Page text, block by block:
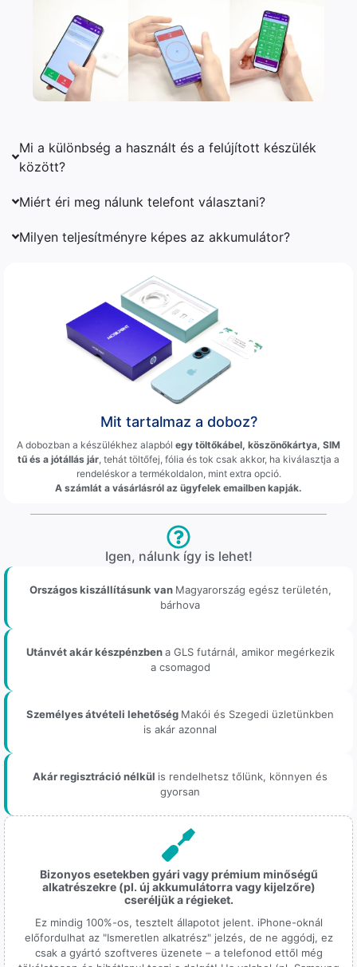
Mi a különbség a használt és a felújított készülék
között?
Miért éri meg nálunk telefont választani?
Milyen teljesítményre képes az akkumulátor?
Mit tartalmaz a doboz?
A dobozban a készülékhez alapból egy töltőkábel, köszönőkártya, SIM
tű és a jótállás jár , tehát töltőfej, fólia és tok csak akkor, ha kiválasztja a
rendeléskor a termékoldalon, mint extra opció.
A számlát a vásárlásról az ügyfelek emailben kapják.
Igen, nálunk így is lehet!
Országos kiszállításunk van Magyarország egész területén,
bárhova
Utánvét akár készpénzbena GLS futárnál, amikor megérkezik
a csomagod
Személyes átvételi lehetőség Makói és Szegedi üzletünkben
is akár azonnal
Akár regisztráció nélkül is rendelhetsz tőlünk, könnyen és
gyorsan
Bizonyos esetekben gyári vagy prémium minőségű
alkatrészekre (pl. új akkumulátorra vagy kijelzőre)
cseréljük a régieket.
Ez mindig 100%-os, tesztelt állapotot jelent. iPhone-oknál
előfordulhat az "Ismeretlen alkatrész" jelzés, de ne aggódj, ez
csak a gyártó szoftveres üzenete – a telefonod ettől még